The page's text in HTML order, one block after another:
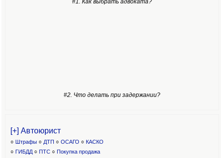
#2. Что делать при задержании?
[+] Автоюрист
○ Штрафы ○ ДТП ○ ОСАГО ○ КАСКО
○ ГИБДД ○ ПТС ○ Покупка продажа